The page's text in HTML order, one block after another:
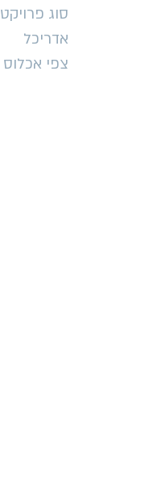
סוג פרויקט
אדריכל
צפי אכלוס